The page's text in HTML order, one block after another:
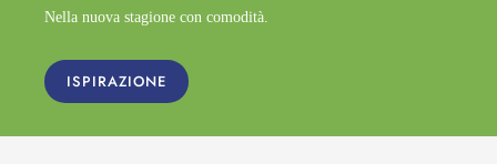
Nella nuova stagione con comodità.
ISPIRAZIONE